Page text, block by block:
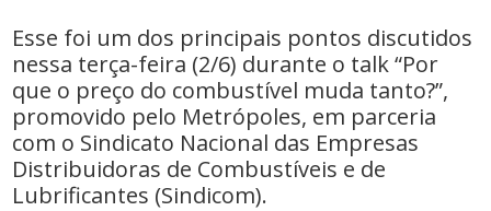
Esse foi um dos principais pontos discutidos
nessa terça-feira (2/6) durante o talk “Por
que o preço do combustível muda tanto?”,
promovido pelo Metrópoles, em parceria
com o Sindicato Nacional das Empresas
Distribuidoras de Combustíveis e de
Lubrificantes (Sindicom).